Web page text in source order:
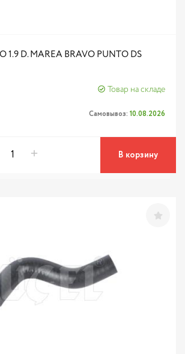
1.9 D. MAREA BRAVO PUNTO DS
Товар на складе
Самовывоз: 10.08.2026
В корзину